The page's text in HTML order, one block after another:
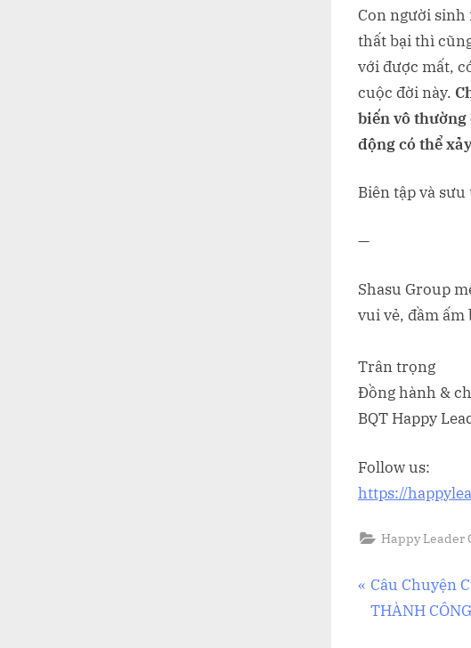
Con người sinh
thất bại thì
với được mất,
cuộc đời này.
biến vô
động có thể
Biên tập và sưu
—
Shasu Group
vui vẻ, đầm
Trân trọng
Đồng hành &
BQT Happy
Follow us:
https://
Happy Leader
Điều
P
r
Câu Chuyện
THÀNH